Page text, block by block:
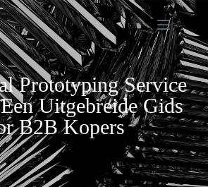
Prototyping Service
Uitgebreide Gids
B2B Kopers